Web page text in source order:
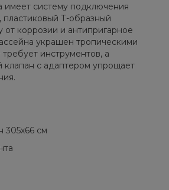
имеет систему подключения
Т-образный
от коррозии и антипригарное
украшен тропическими
инструментов, а
клапан с адаптером упрощает
305х66 см